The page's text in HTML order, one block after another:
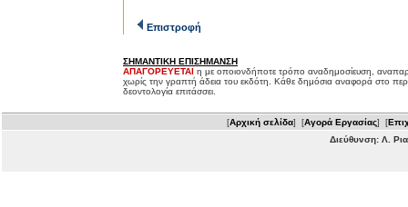
Επιστροφή
ΣΗΜΑΝΤΙΚΗ ΕΠΙΣΗΜΑΝΣΗ
ΑΠΑΓΟΡΕΥΕΤΑΙ η με οποιονδήποτε τρόπο αναδημοσίευση,
χωρίς την γραπτή άδεια του εκδότη. Κάθε δημόσια αναφορά στο
δεοντολογία επιτάσσει.
[Αρχική σελίδα] [Αγορά Εργασίας] [
Διεύθυνση: Λ.